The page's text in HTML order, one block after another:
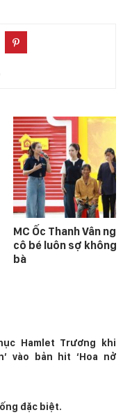
MC Ốc Thanh Vân
cô bé luôn sợ không
bà
Hamlet Trương khi
vào bản hit ‘Hoa nở
đặc biệt.